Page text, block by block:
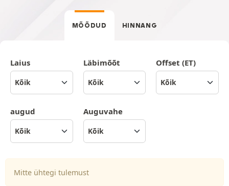
MÕÕDUD HINNANG
Laius Läbimõõt Offset (ET)
augud Auguvahe
Mitte ühtegi tulemust